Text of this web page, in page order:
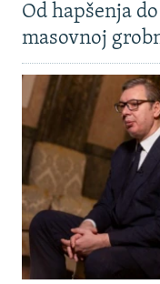
Od hapšenja
masovnoj